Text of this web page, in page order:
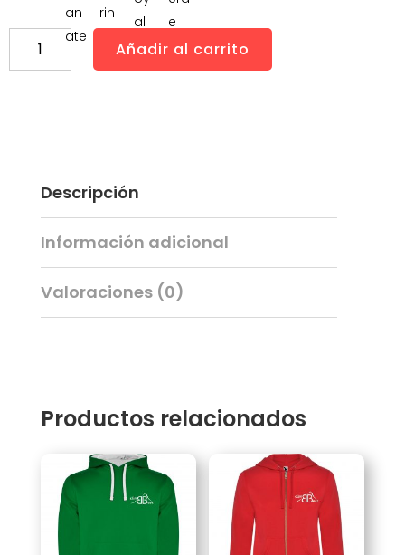
Abubilla
cantidad
Añadir al carrito
Descripción
Información adicional
Valoraciones (0)
Productos relacionados